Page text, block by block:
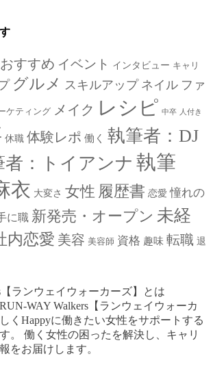
おすすめ イベント インタビュー キャリ
グルメ スキルアップ ネイル ファ
ケティング メイク レシピ 中卒 人付き
休職 体験レポ 働く 執筆者：DJ
者：トイアンナ 執筆
衣 大変さ 女性 履歴書 恋愛 憧れの
に職 新発売・オープン 未経
内恋愛 美容 美容師 資格 趣味 転職 退
【ランウェイウォーカーズ】とは
WAY Walkers【ランウェイウォーカ
くHappyに働きたい女性をサポートする
。
働く女性の困ったを解決し、キャリ
をお届けします。